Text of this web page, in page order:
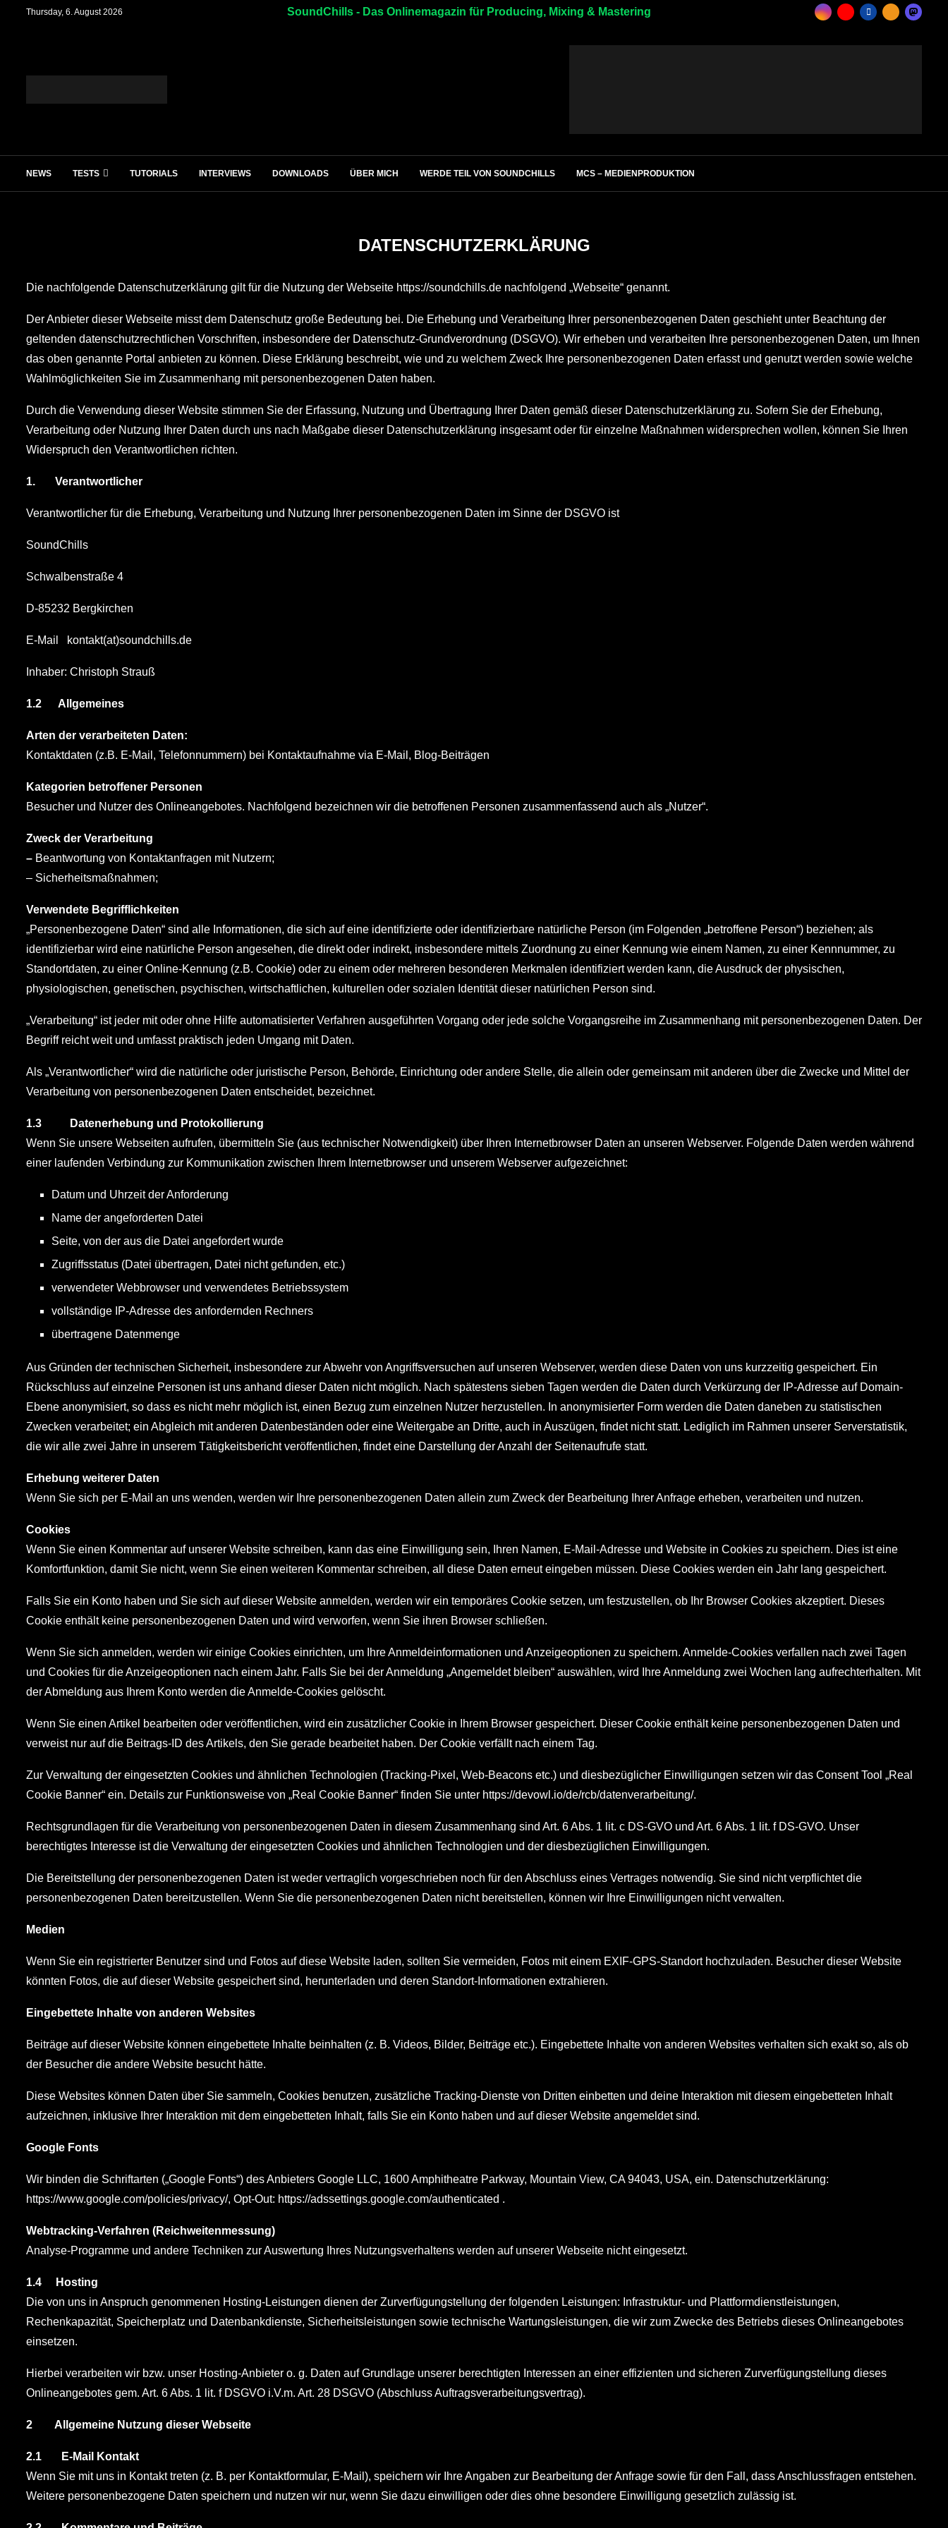
Thursday, 6. August 2026 SoundChills - Das Onlinemagazin für Producing, Mixing & Mastering
NEWS TESTS TUTORIALS INTERVIEWS DOWNLOADS ÜBER MICH WERDE TEIL VON SOUNDCHILLS MCS – MEDIENPRODUKTION
DATENSCHUTZERKLÄRUNG
Die nachfolgende Datenschutzerklärung gilt für die Nutzung der Webseite https://soundchills.de nachfolgend „Webseite“ genannt.
Der Anbieter dieser Webseite misst dem Datenschutz große Bedeutung bei. Die Erhebung und Verarbeitung Ihrer personenbezogenen Daten geschieht unter Beachtung der
geltenden datenschutzrechtlichen Vorschriften, insbesondere der Datenschutz-Grundverordnung (DSGVO). Wir erheben und verarbeiten Ihre personenbezogenen Daten, um Ihnen
das oben genannte Portal anbieten zu können. Diese Erklärung beschreibt, wie und zu welchem Zweck Ihre personenbezogenen Daten erfasst und genutzt werden sowie welche
Wahlmöglichkeiten Sie im Zusammenhang mit personenbezogenen Daten haben.
Durch die Verwendung dieser Website stimmen Sie der Erfassung, Nutzung und Übertragung Ihrer Daten gemäß dieser Datenschutzerklärung zu. Sofern Sie der Erhebung,
Verarbeitung oder Nutzung Ihrer Daten durch uns nach Maßgabe dieser Datenschutzerklärung insgesamt oder für einzelne Maßnahmen widersprechen wollen, können Sie Ihren
Widerspruch den Verantwortlichen richten.
1. Verantwortlicher
Verantwortlicher für die Erhebung, Verarbeitung und Nutzung Ihrer personenbezogenen Daten im Sinne der DSGVO ist
SoundChills
Schwalbenstraße 4
D-85232 Bergkirchen
E-Mail kontakt(at)soundchills.de
Inhaber: Christoph Strauß
1.2 Allgemeines
Arten der verarbeiteten Daten:
Kontaktdaten (z.B. E-Mail, Telefonnummern) bei Kontaktaufnahme via E-Mail, Blog-Beiträgen
Kategorien betroffener Personen
Besucher und Nutzer des Onlineangebotes. Nachfolgend bezeichnen wir die betroffenen Personen zusammenfassend auch als „Nutzer“.
Zweck der Verarbeitung
– Beantwortung von Kontaktanfragen mit Nutzern;
– Sicherheitsmaßnahmen;
Verwendete Begrifflichkeiten
„Personenbezogene Daten“ sind alle Informationen, die sich auf eine identifizierte oder identifizierbare natürliche Person (im Folgenden „betroffene Person“) beziehen; als
identifizierbar wird eine natürliche Person angesehen, die direkt oder indirekt, insbesondere mittels Zuordnung zu einer Kennung wie einem Namen, zu einer Kennnummer, zu
Standortdaten, zu einer Online-Kennung (z.B. Cookie) oder zu einem oder mehreren besonderen Merkmalen identifiziert werden kann, die Ausdruck der physischen,
physiologischen, genetischen, psychischen, wirtschaftlichen, kulturellen oder sozialen Identität dieser natürlichen Person sind.
„Verarbeitung“ ist jeder mit oder ohne Hilfe automatisierter Verfahren ausgeführten Vorgang oder jede solche Vorgangsreihe im Zusammenhang mit personenbezogenen Daten. Der
Begriff reicht weit und umfasst praktisch jeden Umgang mit Daten.
Als „Verantwortlicher“ wird die natürliche oder juristische Person, Behörde, Einrichtung oder andere Stelle, die allein oder gemeinsam mit anderen über die Zwecke und Mittel der
Verarbeitung von personenbezogenen Daten entscheidet, bezeichnet.
1.3 Datenerhebung und Protokollierung
Wenn Sie unsere Webseiten aufrufen, übermitteln Sie (aus technischer Notwendigkeit) über Ihren Internetbrowser Daten an unseren Webserver. Folgende Daten werden während
einer laufenden Verbindung zur Kommunikation zwischen Ihrem Internetbrowser und unserem Webserver aufgezeichnet:
Datum und Uhrzeit der Anforderung
Name der angeforderten Datei
Seite, von der aus die Datei angefordert wurde
Zugriffsstatus (Datei übertragen, Datei nicht gefunden, etc.)
verwendeter Webbrowser und verwendetes Betriebssystem
vollständige IP-Adresse des anfordernden Rechners
übertragene Datenmenge
Aus Gründen der technischen Sicherheit, insbesondere zur Abwehr von Angriffsversuchen auf unseren Webserver, werden diese Daten von uns kurzzeitig gespeichert. Ein
Rückschluss auf einzelne Personen ist uns anhand dieser Daten nicht möglich. Nach spätestens sieben Tagen werden die Daten durch Verkürzung der IP-Adresse auf Domain-
Ebene anonymisiert, so dass es nicht mehr möglich ist, einen Bezug zum einzelnen Nutzer herzustellen. In anonymisierter Form werden die Daten daneben zu statistischen
Zwecken verarbeitet; ein Abgleich mit anderen Datenbeständen oder eine Weitergabe an Dritte, auch in Auszügen, findet nicht statt. Lediglich im Rahmen unserer Serverstatistik,
die wir alle zwei Jahre in unserem Tätigkeitsbericht veröffentlichen, findet eine Darstellung der Anzahl der Seitenaufrufe statt.
Erhebung weiterer Daten
Wenn Sie sich per E-Mail an uns wenden, werden wir Ihre personenbezogenen Daten allein zum Zweck der Bearbeitung Ihrer Anfrage erheben, verarbeiten und nutzen.
Cookies
Wenn Sie einen Kommentar auf unserer Website schreiben, kann das eine Einwilligung sein, Ihren Namen, E-Mail-Adresse und Website in Cookies zu speichern. Dies ist eine
Komfortfunktion, damit Sie nicht, wenn Sie einen weiteren Kommentar schreiben, all diese Daten erneut eingeben müssen. Diese Cookies werden ein Jahr lang gespeichert.
Falls Sie ein Konto haben und Sie sich auf dieser Website anmelden, werden wir ein temporäres Cookie setzen, um festzustellen, ob Ihr Browser Cookies akzeptiert. Dieses
Cookie enthält keine personenbezogenen Daten und wird verworfen, wenn Sie ihren Browser schließen.
Wenn Sie sich anmelden, werden wir einige Cookies einrichten, um Ihre Anmeldeinformationen und Anzeigeoptionen zu speichern. Anmelde-Cookies verfallen nach zwei Tagen
und Cookies für die Anzeigeoptionen nach einem Jahr. Falls Sie bei der Anmeldung „Angemeldet bleiben“ auswählen, wird Ihre Anmeldung zwei Wochen lang aufrechterhalten. Mit
der Abmeldung aus Ihrem Konto werden die Anmelde-Cookies gelöscht.
Wenn Sie einen Artikel bearbeiten oder veröffentlichen, wird ein zusätzlicher Cookie in Ihrem Browser gespeichert. Dieser Cookie enthält keine personenbezogenen Daten und
verweist nur auf die Beitrags-ID des Artikels, den Sie gerade bearbeitet haben. Der Cookie verfällt nach einem Tag.
Zur Verwaltung der eingesetzten Cookies und ähnlichen Technologien (Tracking-Pixel, Web-Beacons etc.) und diesbezüglicher Einwilligungen setzen wir das Consent Tool „Real
Cookie Banner“ ein. Details zur Funktionsweise von „Real Cookie Banner“ finden Sie unter https://devowl.io/de/rcb/datenverarbeitung/.
Rechtsgrundlagen für die Verarbeitung von personenbezogenen Daten in diesem Zusammenhang sind Art. 6 Abs. 1 lit. c DS-GVO und Art. 6 Abs. 1 lit. f DS-GVO. Unser
berechtigtes Interesse ist die Verwaltung der eingesetzten Cookies und ähnlichen Technologien und der diesbezüglichen Einwilligungen.
Die Bereitstellung der personenbezogenen Daten ist weder vertraglich vorgeschrieben noch für den Abschluss eines Vertrages notwendig. Sie sind nicht verpflichtet die
personenbezogenen Daten bereitzustellen. Wenn Sie die personenbezogenen Daten nicht bereitstellen, können wir Ihre Einwilligungen nicht verwalten.
Medien
Wenn Sie ein registrierter Benutzer sind und Fotos auf diese Website laden, sollten Sie vermeiden, Fotos mit einem EXIF-GPS-Standort hochzuladen. Besucher dieser Website
könnten Fotos, die auf dieser Website gespeichert sind, herunterladen und deren Standort-Informationen extrahieren.
Eingebettete Inhalte von anderen Websites
Beiträge auf dieser Website können eingebettete Inhalte beinhalten (z. B. Videos, Bilder, Beiträge etc.). Eingebettete Inhalte von anderen Websites verhalten sich exakt so, als ob
der Besucher die andere Website besucht hätte.
Diese Websites können Daten über Sie sammeln, Cookies benutzen, zusätzliche Tracking-Dienste von Dritten einbetten und deine Interaktion mit diesem eingebetteten Inhalt
aufzeichnen, inklusive Ihrer Interaktion mit dem eingebetteten Inhalt, falls Sie ein Konto haben und auf dieser Website angemeldet sind.
Google Fonts
Wir binden die Schriftarten („Google Fonts“) des Anbieters Google LLC, 1600 Amphitheatre Parkway, Mountain View, CA 94043, USA, ein. Datenschutzerklärung:
https://www.google.com/policies/privacy/, Opt-Out: https://adssettings.google.com/authenticated .
Webtracking-Verfahren (Reichweitenmessung)
Analyse-Programme und andere Techniken zur Auswertung Ihres Nutzungsverhaltens werden auf unserer Webseite nicht eingesetzt.
1.4 Hosting
Die von uns in Anspruch genommenen Hosting-Leistungen dienen der Zurverfügungstellung der folgenden Leistungen: Infrastruktur- und Plattformdienstleistungen,
Rechenkapazität, Speicherplatz und Datenbankdienste, Sicherheitsleistungen sowie technische Wartungsleistungen, die wir zum Zwecke des Betriebs dieses Onlineangebotes
einsetzen.
Hierbei verarbeiten wir bzw. unser Hosting-Anbieter o. g. Daten auf Grundlage unserer berechtigten Interessen an einer effizienten und sicheren Zurverfügungstellung dieses
Onlineangebotes gem. Art. 6 Abs. 1 lit. f DSGVO i.V.m. Art. 28 DSGVO (Abschluss Auftragsverarbeitungsvertrag).
2 Allgemeine Nutzung dieser Webseite
2.1 E-Mail Kontakt
Wenn Sie mit uns in Kontakt treten (z. B. per Kontaktformular, E-Mail), speichern wir Ihre Angaben zur Bearbeitung der Anfrage sowie für den Fall, dass Anschlussfragen entstehen.
Weitere personenbezogene Daten speichern und nutzen wir nur, wenn Sie dazu einwilligen oder dies ohne besondere Einwilligung gesetzlich zulässig ist.